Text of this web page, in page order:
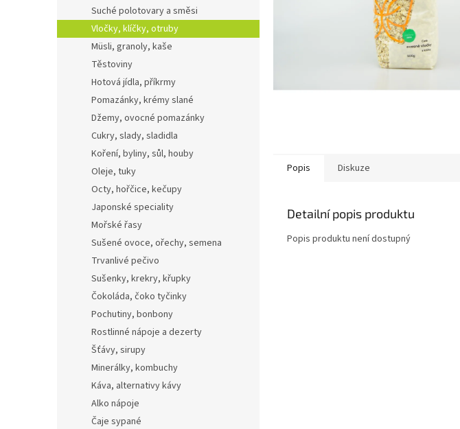
e
l
Suché polotovary a směsi
Vločky, klíčky, otruby
Müsli, granoly, kaše
Těstoviny
Hotová jídla, příkrmy
Pomazánky, krémy slané
Džemy, ovocné pomazánky
Cukry, slady, sladidla
Koření, byliny, sůl, houby
Oleje, tuky
Octy, hořčice, kečupy
Japonské speciality
Mořské řasy
Sušené ovoce, ořechy, semena
Trvanlivé pečivo
Sušenky, krekry, křupky
Čokoláda, čoko tyčinky
Pochutiny, bonbony
Rostlinné nápoje a dezerty
Šťávy, sirupy
Minerálky, kombuchy
Káva, alternativy kávy
Alko nápoje
Čaje sypané
Popis Diskuze
Detailní popis produktu
Popis produktu není dostupný